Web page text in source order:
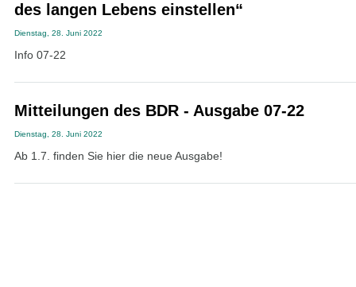
des langen Lebens einstellen“
Dienstag, 28. Juni 2022
Info 07-22
Mitteilungen des BDR - Ausgabe 07-22
Dienstag, 28. Juni 2022
Ab 1.7. finden Sie hier die neue Ausgabe!